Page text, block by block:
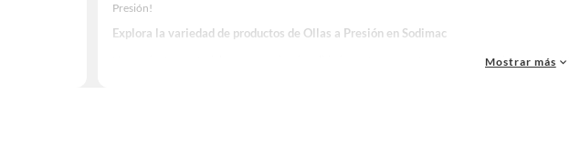
Presión!
Explora la variedad de productos de Ollas a Presión en Sodimac
Herramientas, materiales y accesorios de calidad para tus proyectos y renovación de espacios.
Mostrar más